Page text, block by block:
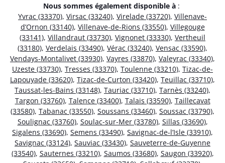
Nous sommes également disponible à :
Yvrac (33370), Virsac (33240), Virelade (33720), Villenave-
d’Ornon (33140), Villenave-de-Rions (33550), Villegouge
(33141), Villandraut (33730), Vignonet (33330), Vertheuil
(33180), Verdelais (33490), Vérac (33240), Vensac (33590),
Vendays-Montalivet (33930), Vayres (33870), Valeyrac (33340),
Uzeste (33730), Tresses (33370), Toulenne (33210), Tizac-de-
Lapouyade (33620), Tizac-de-Curton (33420), Teuillac (33710),
Taussat-les-Bains (33148), Tauriac (33710), Tarnès (33240),
Targon (33760), Talence (33400), Talais (33590), Taillecavat
(33580), Tabanac (33550), Soussans (33460), Soussac (33790),
Soulignac (33760), Soulac-sur-Mer (33780), Sillas (33690),
Sigalens (33690), Semens (33490), Savignac-de-l’Isle (33910),
Savignac (33124), Sauviac (33430), Sauveterre-de-Guyenne
(33540), Sauternes (33210), Saumos (33680), Saugon (33920),